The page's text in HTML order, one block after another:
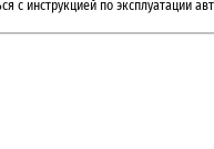
с инструкцией по эксплуатации